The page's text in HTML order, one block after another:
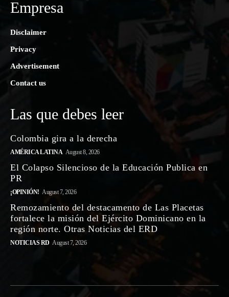
Empresa
Disclaimer
Privacy
Advertisement
Contact us
Las que debes leer
Colombia gira a la derecha
AMÉRICA LATINA August 8, 2026
El Colapso Silencioso de la Educación Publica en
PR
¡OPINIÓN! August 7, 2026
Remozamiento del destacamento de Las Placetas
fortalece la misión del Ejército Dominicano en la
región norte. Otras Noticias del ERD
NOTICIAS RD August 7, 2026